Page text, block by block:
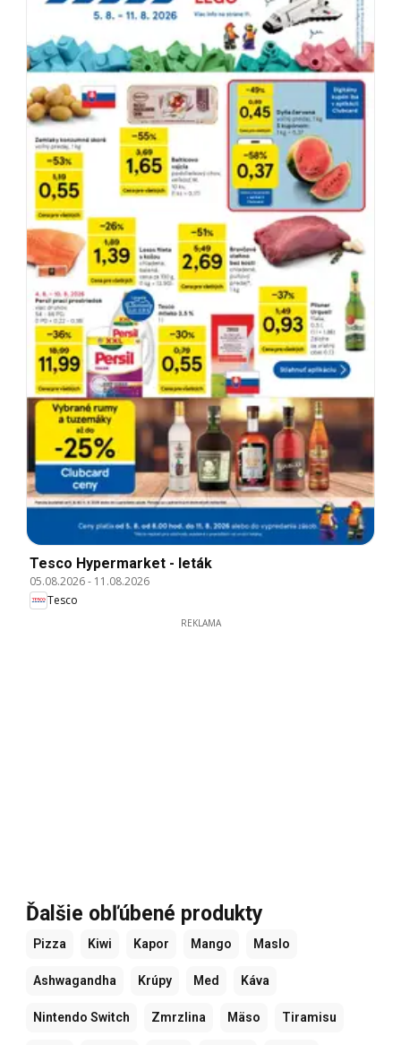
Tesco Hypermarket - leták
05.08.2026- 11.08.2026
Tesco
REKLAMA
Ďalšie obľúbené produkty
Pizza Kiwi Kapor Mango Maslo
Ashwagandha Krúpy Med Káva
Nintendo Switch Zmrzlina Mäso Tiramisu